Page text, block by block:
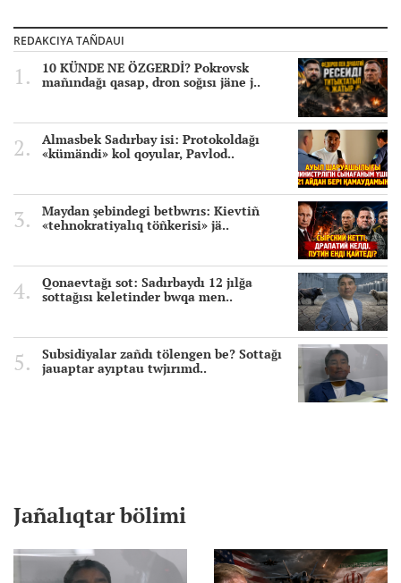
REDAKCIYA TAÑDAUI
10 KÜNDE NE ÖZGERDİ? Pokrovsk
mañındağı qasap, dron soğısı jäne j..
Almasbek Sadırbay isi: Protokoldağı
«kümändi» kol qoyular, Pavlod..
Maydan şebindegi betbwrıs: Kievtiñ
«tehnokratiyalıq töñkerisi» jä..
Qonaevtağı sot: Sadırbaydı 12 jılğa
sottağısı keletinder bwqa men..
Subsidiyalar zañdı tölengen be? Sottağı
jauaptar ayıptau twjırımd..
Jañalıqtar bölimi